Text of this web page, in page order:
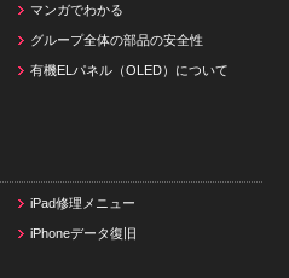
マンガでわかる
グループ全体の部品の安全性
有機ELパネル（OLED）について
iPad修理メニュー
iPhoneデータ復旧